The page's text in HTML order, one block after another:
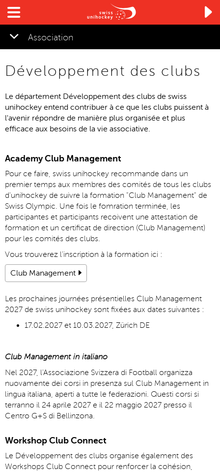

Association
Développement des clubs
Le département Développement des clubs de swiss
unihockey entend contribuer à ce que les clubs puissent à
l'avenir répondre de manière plus organisée et plus
efficace aux besoins de la vie associative.
Academy Club Management
Pour ce faire, swiss unihockey recommande dans un
premier temps aux membres des comités de tous les clubs
d'unihockey de suivre la formation "Club Management" de
Swiss Olympic. Une fois le fomration terminée, les
participantes et participants recoivent une attestation de
formation et un certificat de direction (Club Management)
pour les comités des clubs.
Vous trouverez l'inscription à la formation ici :
Club Management
Les prochaines journées présentielles Club Management
2027 de swiss unihockey sont fixées aux dates suivantes :
17.02.2027 et 10.03.2027, Zürich DE
Club Management in italiano
Nel 2027, l'Associazione Svizzera di Football organizza
nuovamente dei corsi in presenza sul Club Management in
lingua italiana, aperti a tutte le federazioni. Questi corsi si
terranno il 24 aprile 2027 e il 22 maggio 2027 presso il
Centro G+S di Bellinzona.
Workshop Club Connect
Le Développement des clubs organise également des
Workshops Club Connect pour renforcer la cohésion,